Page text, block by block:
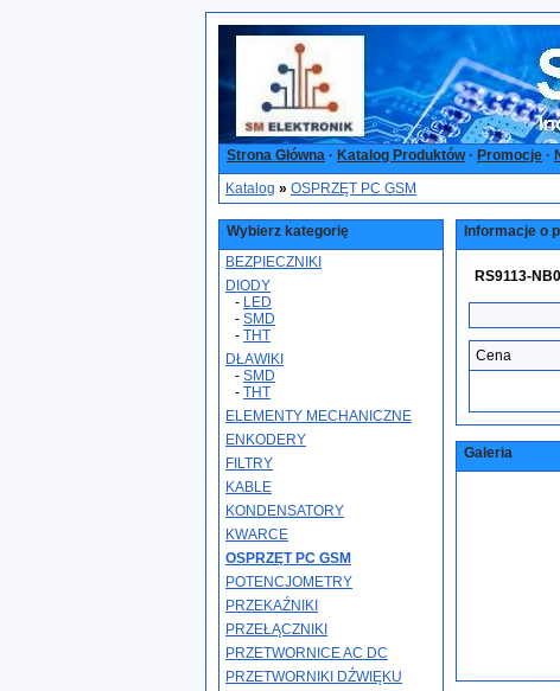
Strona Główna · Katalog Produktów· Promocje ·
Katalog » OSPRZĘT PC GSM
Wybierz kategorię
BEZPIECZNIKI
DIODY
- LED
- SMD
- THT
DŁAWIKI
- SMD
- THT
ELEMENTY MECHANICZNE
ENKODERY
FILTRY
KABLE
KONDENSATORY
KWARCE
OSPRZĘT PC GSM
POTENCJOMETRY
PRZEKAŹNIKI
PRZEŁĄCZNIKI
PRZETWORNICE AC DC
PRZETWORNIKI DŹWIĘKU
Informacje o
RS9113-
Cena
Galeria